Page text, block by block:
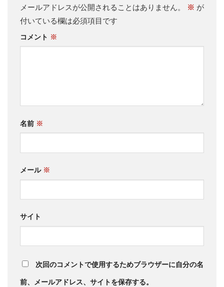
メールアドレスが公開されることはありません。 ※ が
付いている欄は必須項目です
コメント ※
名前 ※
メール ※
サイト
次回のコメントで使用するためブラウザーに自分の名
前、メールアドレス、サイトを保存する。